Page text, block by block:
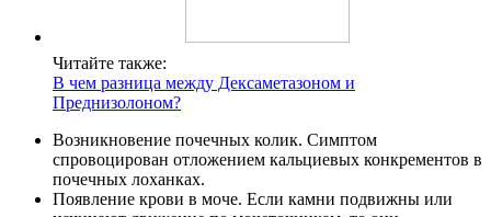
Читайте также:
В чем разница между Дексаметазоном и
Преднизолоном?
Возникновение почечных колик. Симптом
спровоцирован отложением кальциевых конкрементов в
почечных лоханках.
Появление крови в моче. Если камни подвижны или